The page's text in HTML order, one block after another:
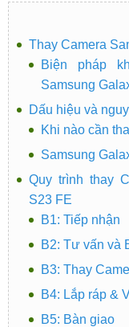
Thay Camera
Biện pháp
Samsung
Dấu hiệu và
Khi nào cần
Samsung
Quy trình thay
S23 FE
B1: Tiếp nhận
B2: Tư vấn và
B3: Thay
B4: Lắp ráp &
B5: Bàn giao